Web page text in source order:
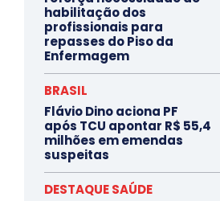
habilitação dos
profissionais para
repasses do Piso da
Enfermagem
BRASIL
Flávio Dino aciona PF
após TCU apontar R$ 55,4
milhões em emendas
suspeitas
DESTAQUE SAÚDE